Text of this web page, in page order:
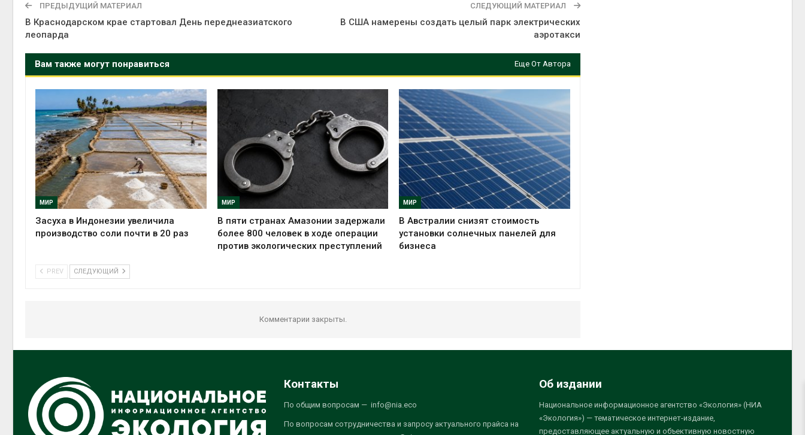
ПРЕДЫДУЩИЙ МАТЕРИАЛ
В Краснодарском крае стартовал День переднеазиатского
леопарда
СЛЕДУЮЩИЙ МАТЕРИАЛ
В США намерены создать целый парк электрических
аэротакси
Вам также могут понравиться Еще От Автора
МИР
Засуха в Индонезии увеличила
производство соли почти в 20 раз
МИР
В пяти странах Амазонии задержали
более 800 человек в ходе операции
против экологических преступлений
МИР
В Австралии снизят стоимость
установки солнечных панелей для
бизнеса
PREV СЛЕДУЮЩИЙ
Комментарии закрыты.
Контакты
По общим вопросам — info@nia.eco
По вопросам сотрудничества и запросу актуального прайса на
Об издании
Национальное информационное агентство «Экология» (НИА
«Экология») — тематическое интернет-издание,
предоставляющее актуальную и объективную новостную